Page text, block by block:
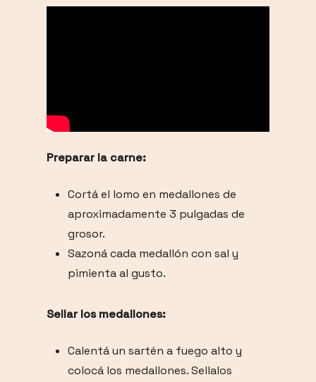
Preparar la carne:
Cortá el lomo en medallones de
aproximadamente 3 pulgadas de
grosor.
Sazoná cada medallón con sal y
pimienta al gusto.
Sellar los medallones:
Calentá un sartén a fuego alto y
colocá los medallones. Sellalos